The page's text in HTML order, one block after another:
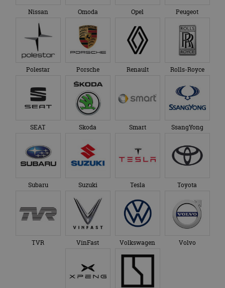
Nissan Omoda Opel Peugeot
Polestar Porsche Renault Rolls-Royce
SEAT Skoda Smart SsangYong
Subaru Suzuki Tesla Toyota
TVR VinFast Volkswagen Volvo